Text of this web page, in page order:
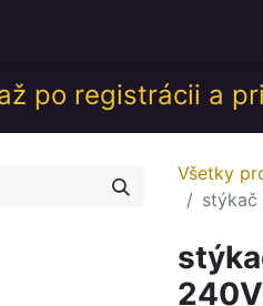
po registrácii a
Všetky
stýkač